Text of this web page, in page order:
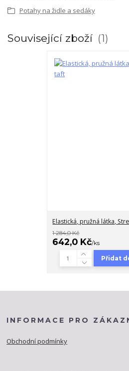
Potahy na židle a sedáky
Související zboží 1
Elastická, pružná látka,
1 284,0 Kč
642,0 Kč/ks
Přidat
INFORMACE PRO
Obchodní podmínky